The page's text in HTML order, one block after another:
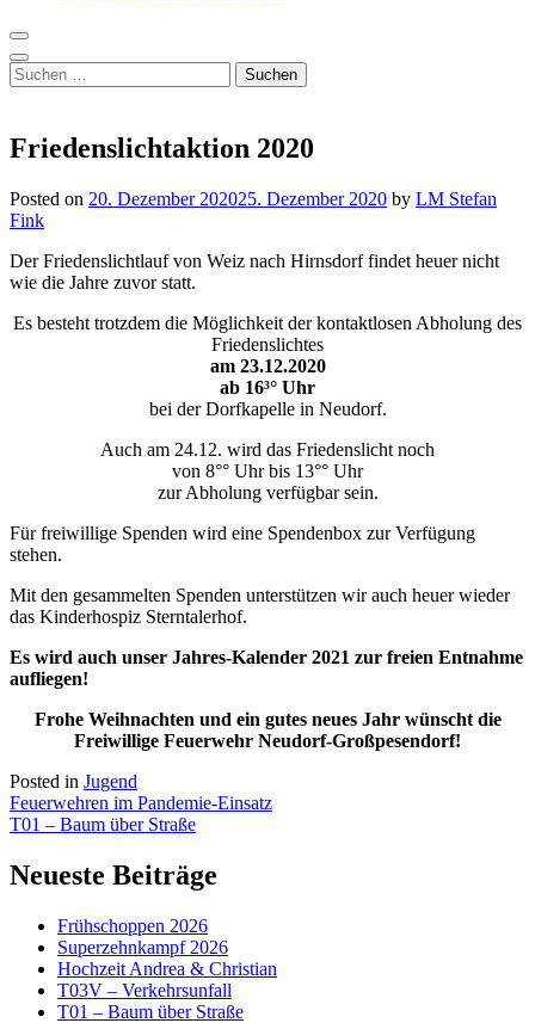
Suchen
nach:
Friedenslichtaktion 2020
Posted on 20. Dezember 202025. Dezember 2020 by LM Stefan
Fink
Der Friedenslichtlauf von Weiz nach Hirnsdorf findet heuer nicht
wie die Jahre zuvor statt.
Es besteht trotzdem die Möglichkeit der kontaktlosen Abholung des
Friedenslichtes
am 23.12.2020
ab 16³° Uhr
bei der Dorfkapelle in Neudorf.
Auch am 24.12. wird das Friedenslicht noch
von 8°° Uhr bis 13°° Uhr
zur Abholung verfügbar sein.
Für freiwillige Spenden wird eine Spendenbox zur Verfügung
stehen.
Mit den gesammelten Spenden unterstützen wir auch heuer wieder
das Kinderhospiz Sterntalerhof.
Es wird auch unser Jahres-Kalender 2021 zur freien Entnahme
aufliegen!
Frohe Weihnachten und ein gutes neues Jahr wünscht die
Freiwillige Feuerwehr Neudorf-Großpesendorf!
Posted in Jugend
Beitragsnavigation
Feuerwehren im Pandemie-Einsatz
T01 – Baum über Straße
Neueste Beiträge
Frühschoppen 2026
Superzehnkampf 2026
Hochzeit Andrea & Christian
T03V – Verkehrsunfall
T01 – Baum über Straße